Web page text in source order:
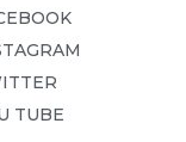
TUBE